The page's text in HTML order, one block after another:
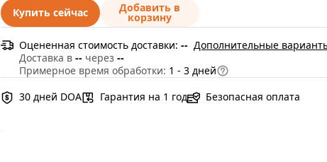
Купить сейчас
Добавить в
корзину
Оцененная стоимость доставки: -- Дополнительные
Доставка в -- через --
Примерное время обработки: 1 - 3 дней
30 дней DOA
Гарантия на 1 год Безопасная оплата